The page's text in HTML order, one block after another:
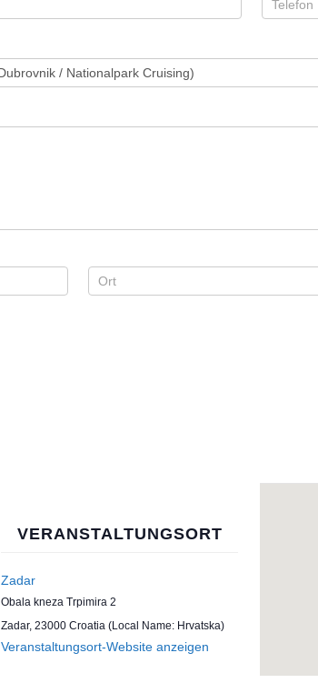
VERANSTALTUNGSORT
Zadar
Obala kneza Trpimira 2
Zadar, 23000 Croatia (Local Name: Hrvatska)
Veranstaltungsort-Website anzeigen